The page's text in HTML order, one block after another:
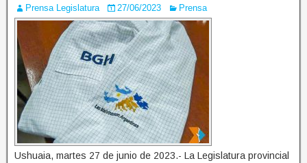
Prensa Legislatura 27/06/2023 Prensa
Ushuaia, martes 27 de junio de 2023.- La Legislatura provincial